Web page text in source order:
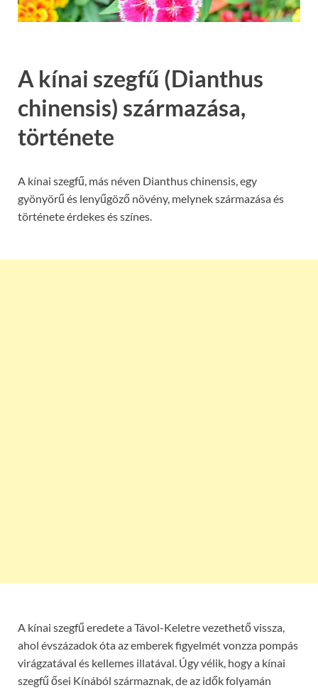
A kínai szegfű (Dianthus
chinensis) származása,
története
A kínai szegfű, más néven Dianthus chinensis, egy
gyönyörű és lenyűgöző növény, melynek származása és
története érdekes és színes.
A kínai szegfű eredete a Távol-Keletre vezethető vissza,
ahol évszázadok óta az emberek figyelmét vonzza pompás
virágzatával és kellemes illatával. Úgy vélik, hogy a kínai
szegfű ősei Kínából származnak, de az idők folyamán